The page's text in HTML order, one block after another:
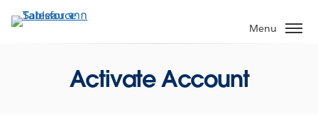
ไป
Menu
Activate Account